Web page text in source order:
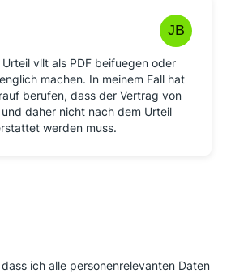
vllt als PDF beifuegen oder
machen. In meinem Fall hat
berufen, dass der Vertrag von
daher nicht nach dem Urteil
werden muss.
ich alle personenrelevanten Daten